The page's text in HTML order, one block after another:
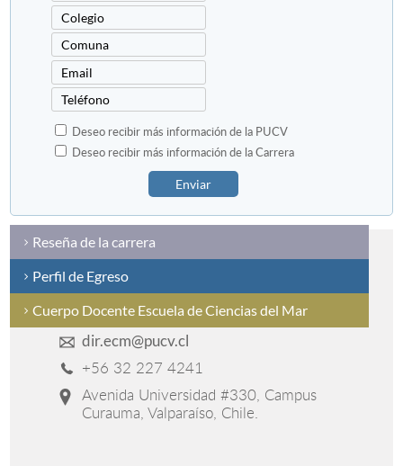
Deseo recibir más información de la PUCV
Deseo recibir más información de la Carrera
Enviar
Reseña de la carrera
Perfil de Egreso
Cuerpo Docente Escuela de Ciencias del Mar
dir.ecm@pucv.cl
+56 32 227 4241
Avenida Universidad #330, Campus
Curauma, Valparaíso, Chile.